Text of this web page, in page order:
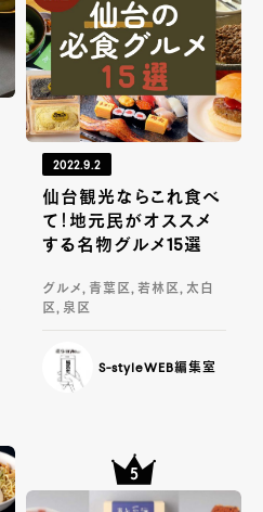
2022.9.2
仙台観光ならこれ食べ
て！地元民がオススメ
する名物グルメ15選
グルメ, 青葉区, 若林区, 太白
区, 泉区
S-styleWEB編集室